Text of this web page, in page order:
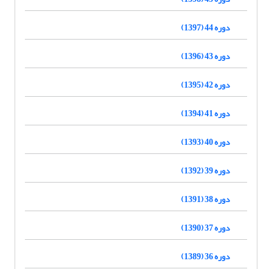
دوره 44 (1397)
دوره 43 (1396)
دوره 42 (1395)
دوره 41 (1394)
دوره 40 (1393)
دوره 39 (1392)
دوره 38 (1391)
دوره 37 (1390)
دوره 36 (1389)